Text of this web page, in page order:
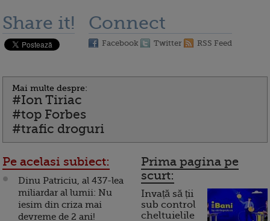
Share it! Connect
Facebook Twitter RSS Feed
Mai multe despre:
#Ion Tiriac
#top Forbes
#trafic droguri
Pe acelasi subiect:
Dinu Patriciu, al 437-lea
miliardar al lumii: Nu
iesim din criza mai
devreme de 2 ani!
Prima pagina pe
scurt:
Invață să ții
sub control
cheltuielile